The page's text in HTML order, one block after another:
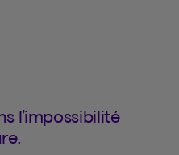
l’impossibilité